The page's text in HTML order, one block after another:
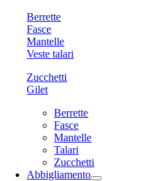
Berrette
Fasce
Mantelle
Veste talari
Zucchetti
Gilet
Berrette
Fasce
Mantelle
Talari
Zucchetti
Abbigliamento